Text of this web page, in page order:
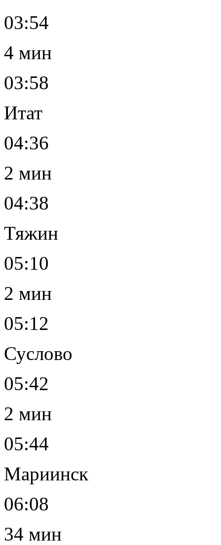
03:54
4 мин
03:58
Итат
04:36
2 мин
04:38
Тяжин
05:10
2 мин
05:12
Суслово
05:42
2 мин
05:44
Мариинск
06:08
34 мин